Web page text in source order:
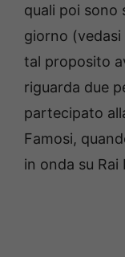
quali poi sono
giorno (vedasi
tal proposito
riguarda due
partecipato
Famosi,
in onda su Rai